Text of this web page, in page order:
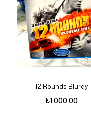
12 Rounds Bluray
₺1.000,00